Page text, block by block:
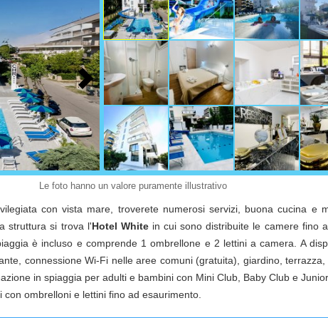
Le foto hanno un valore puramente illustrativo
con vista mare, troverete numerosi servizi, buona cucina e
struttura si trova l'Hotel Whitein cui sono distribuite le camere fino
è incluso e comprende 1 ombrellone e 2 lettini a camera. A
connessione Wi-Fi nelle aree comuni (gratuita), giardino,
in spiaggia per adulti e bambini con Mini Club, Baby Club e
ombrelloni e lettini fino ad esaurimento.